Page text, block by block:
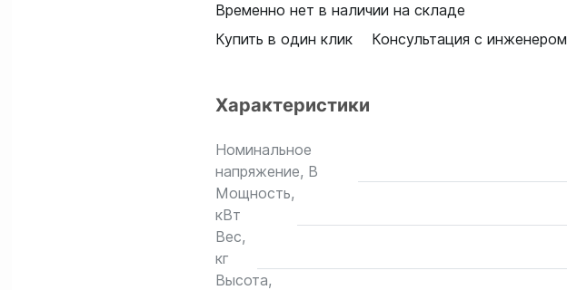
Временно нет в наличии на складе
Купить в один клик
Консультация с инженером
Характеристики
Номинальное
напряжение, В
Мощность,
кВт
Вес,
кг
Высота,